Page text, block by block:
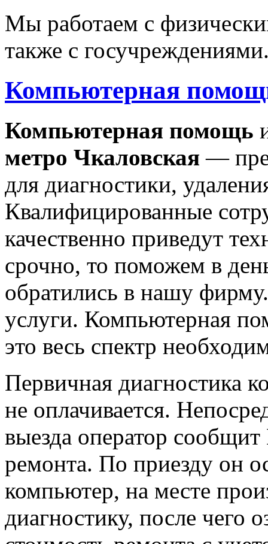
Мы работаем с
также с
Компьютерная
Компьютерная помощь
метро Чкаловская —
для диагностики,
Квалифицированные
качественно приведут
срочно, то поможем в
обратились в нашу
услуги. Компьютерная
это весь спектр
Первичная диагностика
не оплачивается.
выезда оператор
ремонта. По приезду он
компьютер, на месте
диагностику, после чего